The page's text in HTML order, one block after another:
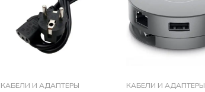
КАБЕЛИ И АДАПТЕРЫ КАБЕЛИ И АДАПТЕРЫ